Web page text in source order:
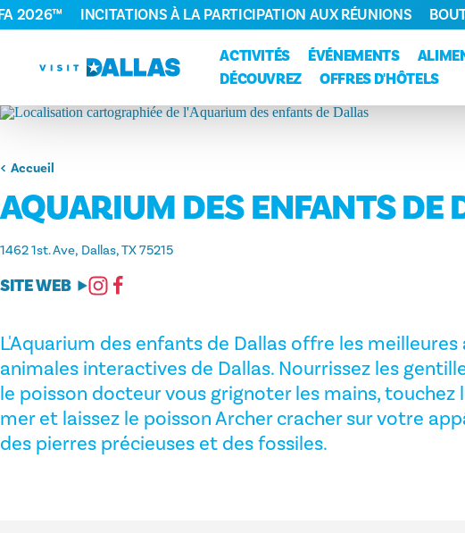
Aller directement au contenu
ACTIVITÉS ÉVÉNEMENTS
DÉCOUVREZ
OFFRES D'HÔTELS
2026™ INCITATIONS À LA PARTICIPATION AUX RÉUNIONS
Accueil
AQUARIUM DES ENFANTS DE
1462 1st. Ave Dallas, TX 75215
SITE WEB
L'Aquarium des enfants de Dallas offre les meilleures
animales interactives de Dallas. Nourrissez les
le poisson docteur vous grignoter les mains, touchez
mer et laissez le poisson Archer cracher sur votre
des pierres précieuses et des fossiles.